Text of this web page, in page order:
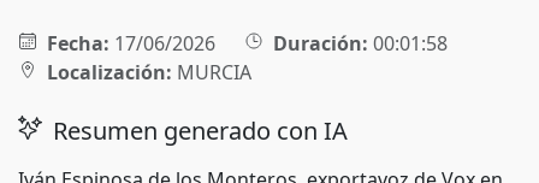
Fecha: 17/06/2026 Duración: 00:01:58
Localización: MURCIA
Resumen generado con IA